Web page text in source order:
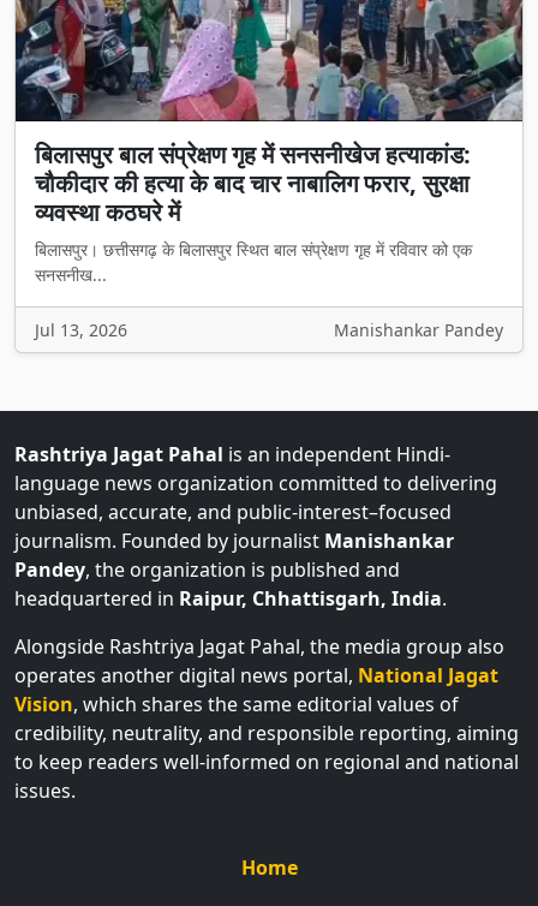
बिलासपुर बाल संप्रेक्षण गृह में सनसनीखेज हत्याकांड:
चौकीदार की हत्या के बाद चार नाबालिग फरार, सुरक्षा
व्यवस्था कठघरे में
बिलासपुर। छत्तीसगढ़ के बिलासपुर स्थित बाल संप्रेक्षण गृह में रविवार को एक
सनसनीख...
Jul 13, 2026 Manishankar Pandey
Rashtriya Jagat Pahal is an independent Hindi-
language news organization committed to delivering
unbiased, accurate, and public-interest–focused
journalism. Founded by journalist Manishankar
Pandey, the organization is published and
headquartered in Raipur, Chhattisgarh, India.
Alongside Rashtriya Jagat Pahal, the media group also
operates another digital news portal, National Jagat
Vision, which shares the same editorial values of
credibility, neutrality, and responsible reporting, aiming
to keep readers well-informed on regional and national
issues.
Home